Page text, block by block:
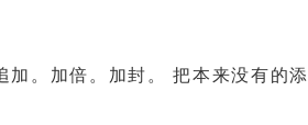
。加倍。加封。 把本来没有的添